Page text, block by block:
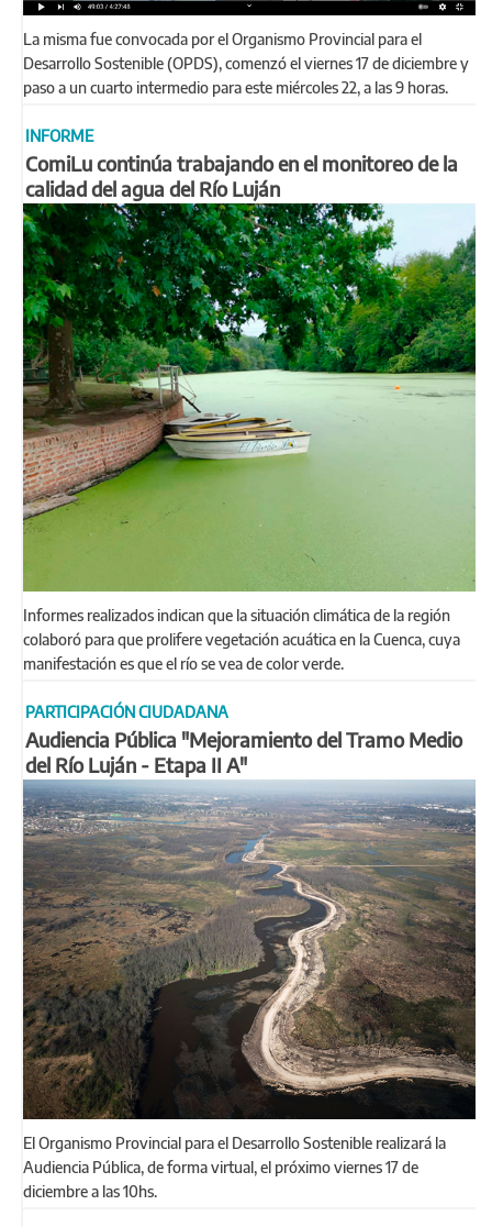
La misma fue convocada por el Organismo Provincial para el
Desarrollo Sostenible (OPDS), comenzó el viernes 17 de diciembre y
paso a un cuarto intermedio para este miércoles 22, a las 9 horas.
INFORME
ComiLu continúa trabajando en el monitoreo de la
calidad del agua del Río Luján
Informes realizados indican que la situación climática de la región
colaboró para que prolifere vegetación acuática en la Cuenca, cuya
manifestación es que el río se vea de color verde.
PARTICIPACIÓN CIUDADANA
Audiencia Pública "Mejoramiento del Tramo Medio
del Río Luján - Etapa II A"
El Organismo Provincial para el Desarrollo Sostenible realizará la
Audiencia Pública, de forma virtual, el próximo viernes 17 de
diciembre a las 10hs.